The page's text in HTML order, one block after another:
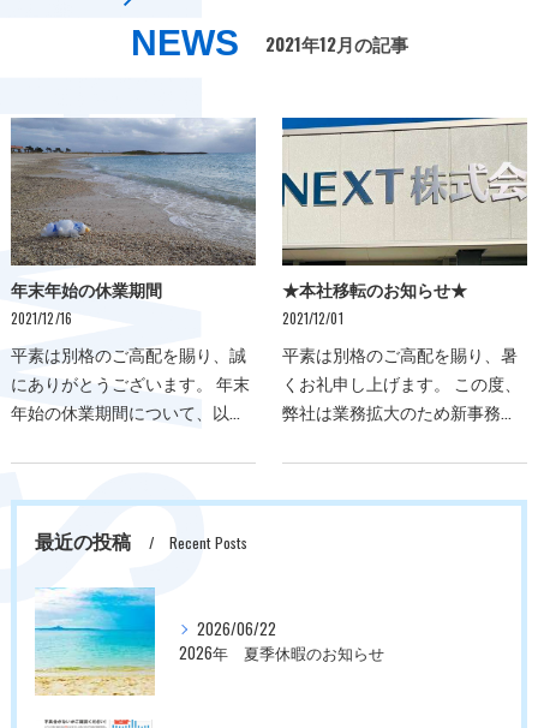
NEWS 2021年12月の記事
年末年始の休業期間
2021/12/16
平素は別格のご高配を賜り、誠
にありがとうございます。 年末
年始の休業期間について、以下
かけいたしますが、何卒ご了承
いただきますようお願い申し上
げます。 当社の年…
★本社移転のお知らせ★
2021/12/01
平素は別格のご高配を賜り、暑
くお礼申し上げます。 この度、
弊社は業務拡大のため新事務所
でお知らせ申し上げます。 師走
に入り、より一層お忙しくなる
最近の投稿 Recent Posts
2026/06/22
2026年 夏季休暇のお知らせ